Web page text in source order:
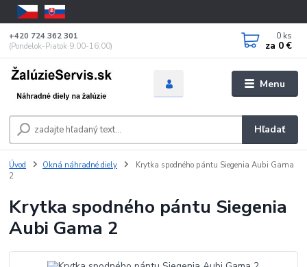
Menu
Hľadať
+420 724 362 301
(Pondelok-Piatok 9:00-16:00)
0 ks
za 0 €
Úvod Okná náhradné diely
Krytka spodného pántu Siegenia Aubi Gama
2
Krytka spodného pántu Siegenia
Aubi Gama 2